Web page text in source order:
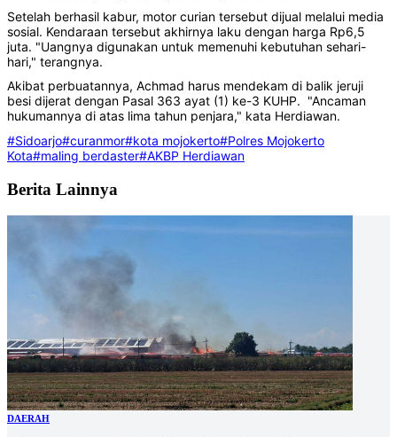
Setelah berhasil kabur, motor curian tersebut dijual melalui media
sosial. Kendaraan tersebut akhirnya laku dengan harga Rp6,5
juta. "Uangnya digunakan untuk memenuhi kebutuhan sehari-
hari," terangnya.
Akibat perbuatannya, Achmad harus mendekam di balik jeruji
besi dijerat dengan Pasal 363 ayat (1) ke-3 KUHP. "Ancaman
hukumannya di atas lima tahun penjara," kata Herdiawan.
#Sidoarjo#curanmor#kota mojokerto#Polres Mojokerto
Kota#maling berdaster#AKBP Herdiawan
Berita Lainnya
DAERAH